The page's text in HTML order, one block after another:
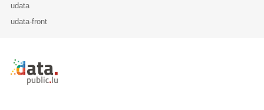
udata
udata-front
Retour à l'accueil de data.public.lu